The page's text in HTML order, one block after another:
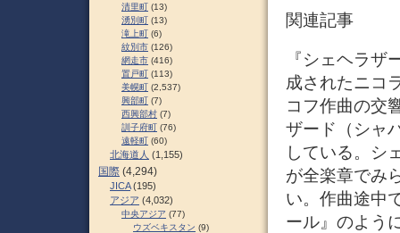
関連記事
『シェヘラ
成されたニコ
コフ作曲の交
ザード（シャ
している。シ
が全楽章でみ
い。作曲途中
ール』のよう
清里町 (13)
湧別町 (13)
滝上町 (6)
紋別市 (126)
網走市 (416)
置戸町 (113)
美幌町 (2,537)
興部町 (7)
西興部村 (7)
訓子府町 (76)
遠軽町 (60)
北海道人 (1,155)
国際 (4,294)
JICA(195)
アジア (4,032)
中央アジア (77)
ウズベキスタン (9)